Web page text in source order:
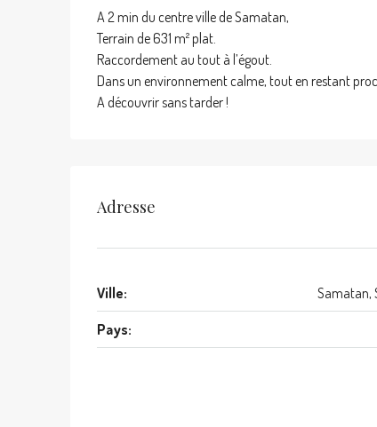
A 2 min du centre ville de Samatan,
Terrain de 631 m² plat.
Raccordement au tout à l’égout.
Dans un environnement calme, tout en restant
A découvrir sans tarder !
Adresse
Ville: Samatan,
Pays: